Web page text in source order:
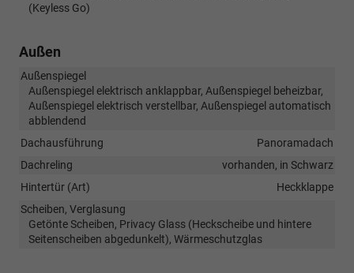
(Keyless Go)
Außen
Außenspiegel
Außenspiegel elektrisch anklappbar, Außenspiegel beheizbar,
Außenspiegel elektrisch verstellbar, Außenspiegel automatisch
abblendend
Dachausführung
Panoramadach
Dachreling
vorhanden, in Schwarz
Hintertür (Art)
Heckklappe
Scheiben, Verglasung
Getönte Scheiben, Privacy Glass (Heckscheibe und hintere
Seitenscheiben abgedunkelt), Wärmeschutzglas